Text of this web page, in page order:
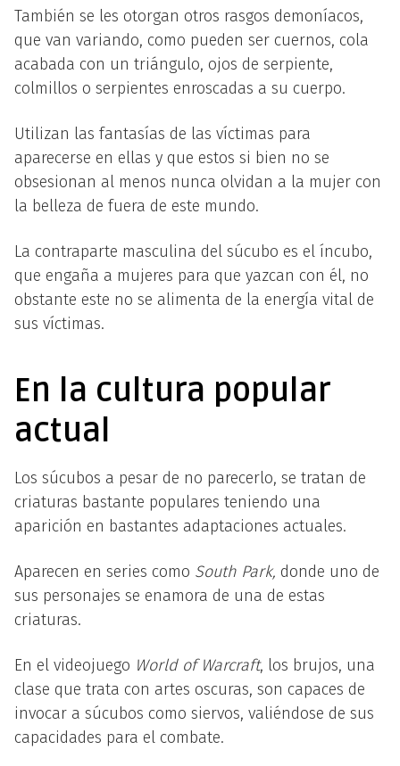
También se les otorgan otros rasgos demoníacos,
que van variando, como pueden ser cuernos, cola
acabada con un triángulo, ojos de serpiente,
colmillos o serpientes enroscadas a su cuerpo.
Utilizan las fantasías de las víctimas para
aparecerse en ellas y que estos si bien no se
obsesionan al menos nunca olvidan a la mujer con
la belleza de fuera de este mundo.
La contraparte masculina del súcubo es el íncubo,
que engaña a mujeres para que yazcan con él, no
obstante este no se alimenta de la energía vital de
sus víctimas.
En la cultura popular
actual
Los súcubos a pesar de no parecerlo, se tratan de
criaturas bastante populares teniendo una
aparición en bastantes adaptaciones actuales.
Aparecen en series como South Park, donde uno de
sus personajes se enamora de una de estas
criaturas.
En el videojuego World of Warcraft, los brujos, una
clase que trata con artes oscuras, son capaces de
invocar a súcubos como siervos, valiéndose de sus
capacidades para el combate.